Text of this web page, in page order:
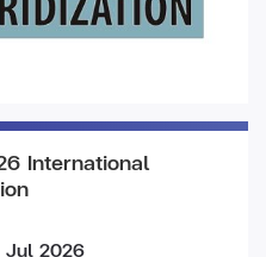
International
Jul 2026